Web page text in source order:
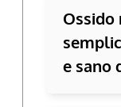
Ossido
e sano